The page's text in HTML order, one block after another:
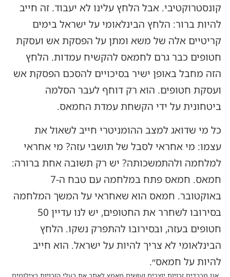
קונסטרוקטיבי. אבל הלחץ עלינו לא יעבוד. זה חייב
להיות ברור: הלחץ הבינלאומי על ישראל בימים
קריטיים אלה של משא ומתן על הפסקת אש ועסקת
חטופים כבר גרם לחמאס להקשיח עמדות. הלחץ
הזה מחבל באופן ישיר בסיכויים להסכם הפסקת אש
ועסקת חטופים. הוא רק דוחף לעבר הסלמה
ביטחונית על ידי הקשחת עמדת החמאס.
כל מי שדואג למצב ההומניטרי חייב לשאול את
עצמו: מי אחראי לסבל של תושבי עזה? מי אחראי
למלחמה ולהתמשכותה? יש רק תשובה אחת ברורה:
חמאס. חמאס פתח במלחמה עם טבח ה-7
באוקטובר. חמאס הוא שאחראי על המשך המלחמה
בסירובו לשחרר את החטופים, יש לנו עדיין 50
חטופים בעזה, ובסירובו להתפרק נשקו. הלחץ
הבינלאומי לא צריך להיות על ישראל. הוא חייב
להיות על חמאס״.